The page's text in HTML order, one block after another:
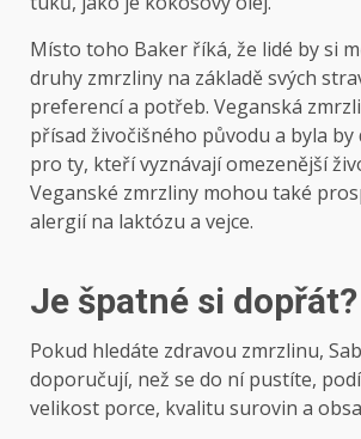
Místo toho Baker říká, že lidé by si
druhy zmrzliny na základě svých
preferencí a potřeb. Veganská
přísad živočišného původu a byla
pro ty, kteří vyznávají omezenější
Veganské zmrzliny mohou také
alergií na laktózu a vejce.
Je špatné si dopřát?
Pokud hledáte zdravou zmrzlinu,
doporučují, než se do ní pustíte,
velikost porce, kvalitu surovin a